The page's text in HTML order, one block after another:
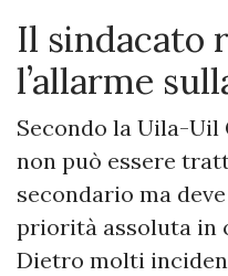
Il sindacato
l’allarme
Secondo la Uila-Uil
non può essere
secondario ma
priorità assoluta in
Dietro molti